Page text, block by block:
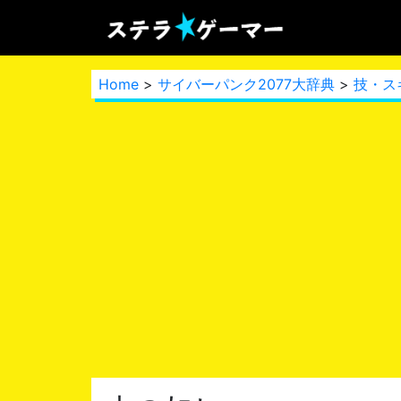
Home > サイバーパンク2077大辞典 > 技・ス